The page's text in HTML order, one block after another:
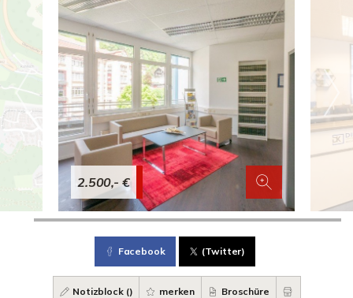
2.500,- €
Facebook (Twitter)
Notizblock () merken Broschüre